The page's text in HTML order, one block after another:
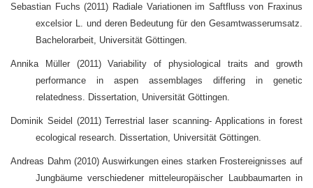
Sebastian Fuchs (2011) Radiale Variationen im Saftfluss von Fraxinus
excelsior L. und deren Bedeutung für den Gesamtwasserumsatz.
Bachelorarbeit, Universität Göttingen.
Annika Müller (2011) Variability of physiological traits and growth
performance in aspen assemblages differing in genetic
relatedness. Dissertation, Universität Göttingen.
Dominik Seidel (2011) Terrestrial laser scanning- Applications in forest
ecological research. Dissertation, Universität Göttingen.
Andreas Dahm (2010) Auswirkungen eines starken Frostereignisses auf
Jungbäume verschiedener mitteleuropäischer Laubbaumarten in